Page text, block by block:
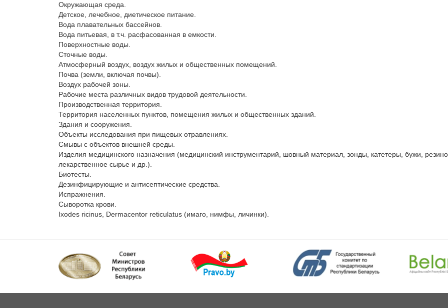
Окружающая среда.
Детское, лечебное, диетическое питание.
Вода плавательных бассейнов.
Вода питьевая, в т.ч. расфасованная в емкости.
Поверхностные воды.
Сточные воды.
Атмосферный воздух, воздух жилых и общественных помещений.
Почва (земли, включая почвы).
Воздух рабочей зоны.
Рабочие места различных видов трудовой деятельности.
Производственная территория.
Территория населенных пунктов, помещения жилых и общественных зданий.
Здания и сооружения.
Объекты исследования при пищевых отравлениях.
Смывы с объектов внешней среды.
Изделия медицинского назначения (медицинский инструментарий, шовный материал, зонды, катетеры, бужи,
лекарственное сырье и др.).
Биотесты.
Дезинфицирующие и антисептические средства.
Испражнения.
Сыворотка крови.